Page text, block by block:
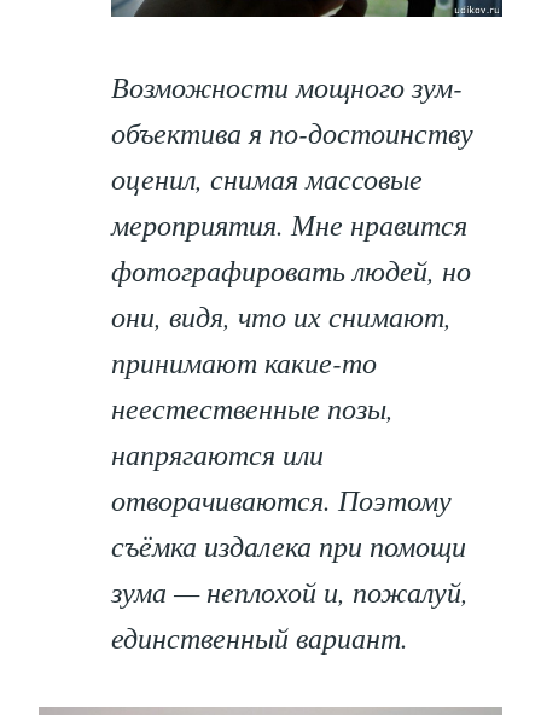
Возможности мощного зум-
объектива я по-достоинству
оценил, снимая массовые
мероприятия. Мне нравится
фотографировать людей, но
они, видя, что их снимают,
принимают какие-то
неестественные позы,
напрягаются или
отворачиваются. Поэтому
съёмка издалека при помощи
зума — неплохой и, пожалуй,
единственный вариант.